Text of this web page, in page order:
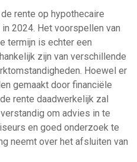
rente op hypothecaire
2024. Het voorspellen van
termijn is echter een
zijn van verschillende
Hoewel er
gemaakt door financiële
rente daadwerkelijk zal
om advies in te
en goed onderzoek te
neemt over het afsluiten van